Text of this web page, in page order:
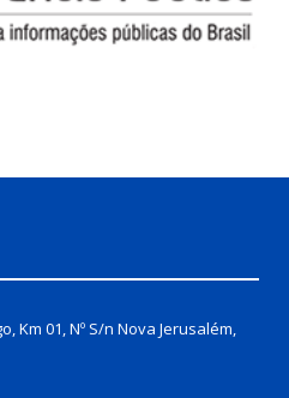
Km 01, Nº S/n Nova Jerusalém,